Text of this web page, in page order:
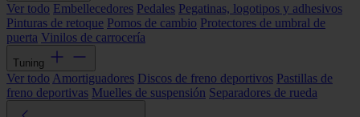
Ver todo Embellecedores Pedales Pegatinas, logotipos y adhesivos
Pinturas de retoque Pomos de cambio Protectores de umbral de
puerta Vinilos de carrocería
Tuning
Ver todo Amortiguadores Discos de freno deportivos Pastillas de
freno deportivas Muelles de suspensión Separadores de rueda